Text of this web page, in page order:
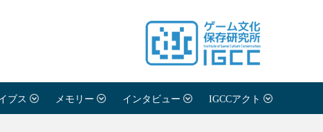
ブス メモリー インタビュー IGCCアクト